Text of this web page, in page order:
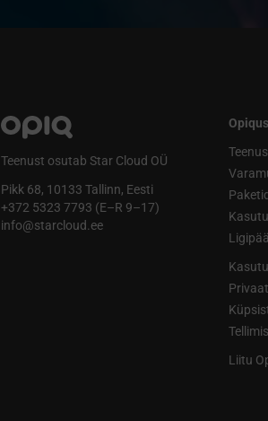
Teenust osutab Star Cloud OÜ
Pikk 68, 10133 Tallinn, Eesti
+372 5323 7793 (E–R 9–17)
info@starcloud.ee
Paketid
Liitu